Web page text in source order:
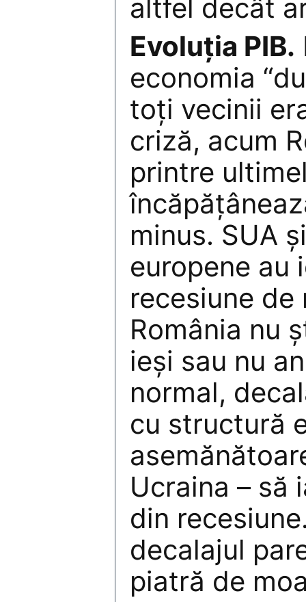
altfel decât
Evoluţia PIB.
economia
toţi vecinii
criză, acum
printre
minus. SUA
europene au
recesiune de
România nu
ieşi sau nu
normal,
cu structură
Ucraina – să
din
decalajul
piatră de